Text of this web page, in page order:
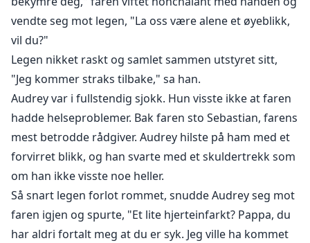
vendte seg mot legen, "La oss være alene et øyeblikk,
vil du?"
Legen nikket raskt og samlet sammen utstyret sitt,
"Jeg kommer straks tilbake," sa han.
Audrey var i fullstendig sjokk. Hun visste ikke at faren
hadde helseproblemer. Bak faren sto Sebastian, farens
mest betrodde rådgiver. Audrey hilste på ham med et
forvirret blikk, og han svarte med et skuldertrekk som
om han ikke visste noe heller.
Så snart legen forlot rommet, snudde Audrey seg mot
faren igjen og spurte, "Et lite hjerteinfarkt? Pappa, du
har aldri fortalt meg at du er syk. Jeg ville ha kommet